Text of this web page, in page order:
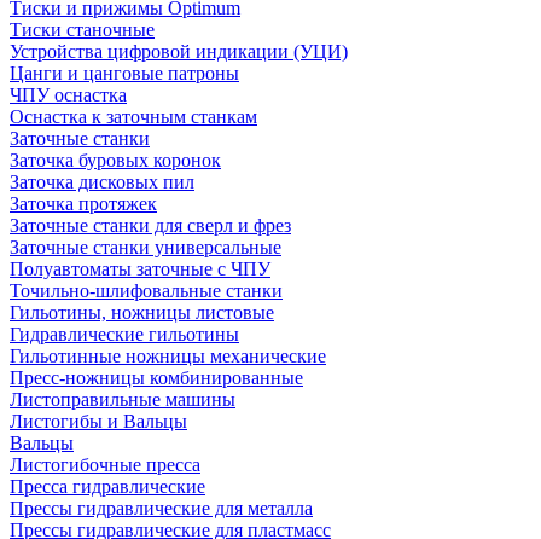
Тиски и прижимы Optimum
Тиски станочные
Устройства цифровой индикации (УЦИ)
Цанги и цанговые патроны
ЧПУ оснастка
Оснастка к заточным станкам
Заточные станки
Заточка буровых коронок
Заточка дисковых пил
Заточка протяжек
Заточные станки для сверл и фрез
Заточные станки универсальные
Полуавтоматы заточные с ЧПУ
Точильно-шлифовальные станки
Гильотины, ножницы листовые
Гидравлические гильотины
Гильотинные ножницы механические
Пресс-ножницы комбинированные
Листоправильные машины
Листогибы и Вальцы
Вальцы
Листогибочные пресса
Пресса гидравлические
Прессы гидравлические для металла
Прессы гидравлические для пластмасс